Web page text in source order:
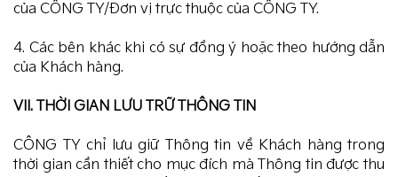
của CÔNG TY/Đơn vị trực thuộc của CÔNG TY.
4. Các bên khác khi có sự đồng ý hoặc theo hướng dẫn
của Khách hàng.
VII. THỜI GIAN LƯU TRỮ THÔNG TIN
CÔNG TY chỉ lưu giữ Thông tin về Khách hàng trong
thời gian cần thiết cho mục đích mà Thông tin được thu